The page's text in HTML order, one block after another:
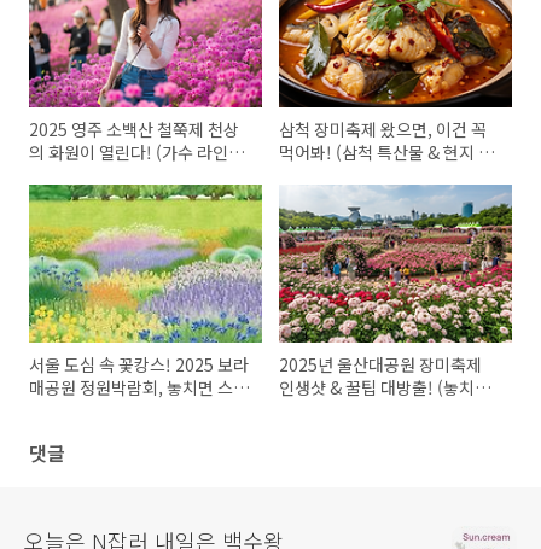
2025 영주 소백산 철쭉제 천상
의 화원이 열린다! (가수 라인업
삼척 장미축제 왔으면, 이건 꼭
먹어봐! (삼척 특산물 & 현지 맛
서울 도심 속 꽃캉스! 2025 보라
매공원 정원박람회, 놓치면 스튜
2025년 울산대공원 장미축제
인생샷 & 꿀팁 대방출! (놓치면
댓글
오늘은 N잡러 내일은 백수왕